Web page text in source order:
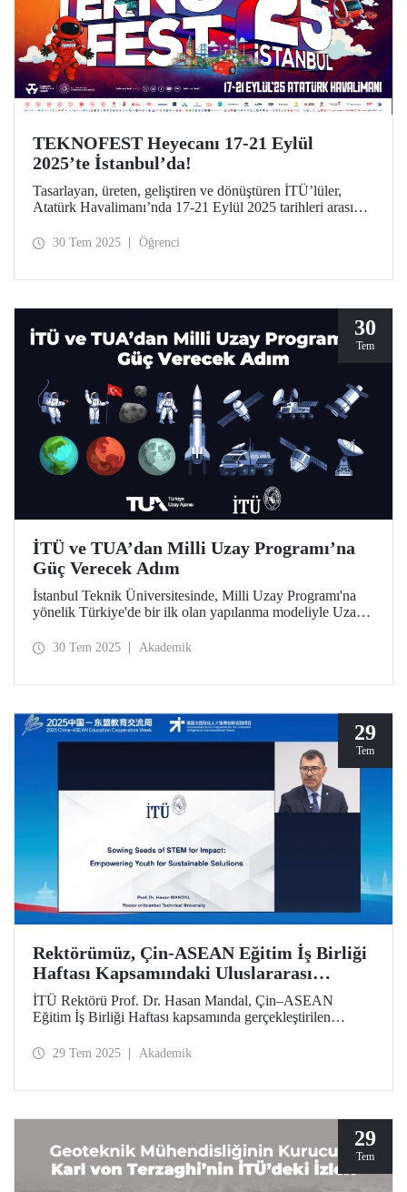
TEKNOFEST Heyecanı 17-21 Eylül
2025’te İstanbul’da!
Tasarlayan, üreten, geliştiren ve dönüştüren İTÜ’lüler,
Atatürk Havalimanı’nda 17-21 Eylül 2025 tarihleri arasında
30 Tem 2025 Öğrenci
30
Tem
İTÜ ve TUA’dan Milli Uzay Programı’na
Güç Verecek Adım
İstanbul Teknik Üniversitesinde, Milli Uzay Programı'na
yönelik Türkiye'de bir ilk olan yapılanma modeliyle Uzay
kuruldu.
30 Tem 2025 Akademik
29
Tem
Rektörümüz, Çin-ASEAN Eğitim İş Birliği
Haftası Kapsamındaki Uluslararası
Sempozyumda İTÜ’nün Yaklaşımını ve
Stratejisini Aktardı
İTÜ Rektörü Prof. Dr. Hasan Mandal, Çin–ASEAN
Eğitim İş Birliği Haftası kapsamında gerçekleştirilen
Prof. Dr. Mandal, “Etki İçin STEM Tohumları Ekmek:
aktardı.
29 Tem 2025 Akademik
29
Tem